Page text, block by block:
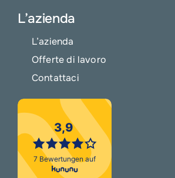
L’azienda
L’azienda
Offerte di lavoro
Contattaci